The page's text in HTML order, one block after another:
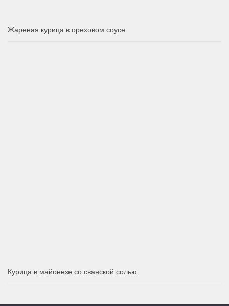
Жареная курица в ореховом соусе
Курица в майонезе со сванской солью